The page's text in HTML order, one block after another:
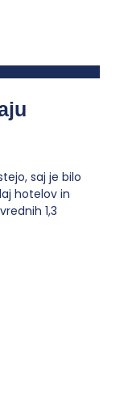
saj je bilo
hotelov in
1,3